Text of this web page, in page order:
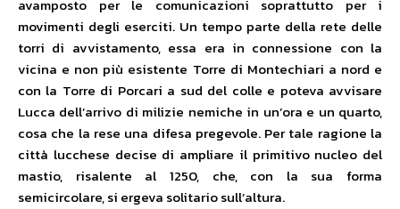
avamposto per le comunicazioni soprattutto per i
movimenti degli eserciti. Un tempo parte della rete delle
torri di avvistamento, essa era in connessione con la
vicina e non più esistente Torre di Montechiari a nord e
con la Torre di Porcari a sud del colle e poteva avvisare
Lucca dell’arrivo di milizie nemiche in un’ora e un quarto,
cosa che la rese una difesa pregevole. Per tale ragione la
città lucchese decise di ampliare il primitivo nucleo del
mastio, risalente al 1250, che, con la sua forma
semicircolare, si ergeva solitario sull’altura.